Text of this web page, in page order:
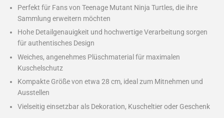
Perfekt für Fans von Teenage Mutant Ninja Turtles, die ihre
Sammlung erweitern möchten
Hohe Detailgenauigkeit und hochwertige Verarbeitung sorgen
für authentisches Design
Weiches, angenehmes Plüschmaterial für maximalen
Kuschelschutz
Kompakte Größe von etwa 28 cm, ideal zum Mitnehmen und
Ausstellen
Vielseitig einsetzbar als Dekoration, Kuscheltier oder Geschenk